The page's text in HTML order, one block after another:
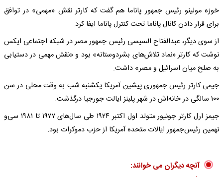
خوزه مولینو رئیس جمهور پاناما هم گفت که کارتر نقش «مهمی» در توافق
برای قرار دادن کانال پاناما تحت کنترل پاناما ایفا کرد.
از سوی دیگر، عبدالفتاح السیسی رئیس جمهور مصر در شبکه اجتماعی ایکس
نوشت که کارتر «نماد تلاش‌های بشردوستانه» بود و «نقش مهمی در دستیابی
به صلح میان اسرائیل و مصر» داشت.
جیمی کارتر رئیس جمهوری پیشین آمریکا یکشنبه شب به وقت محلی در سن
۱۰۰ سالگی در خانه‌اش در شهر پلینز ایالت جورجیا درگذشت.
جیمز ارل کارتر جونیور متولد اول اکتبر ۱۹۲۴ طی سال‌های ۱۹۷۷ تا ۱۹۸۱ سی‌و
نهمین رئیس‌جمهور ایالات متحده آمریکا از حزب دموکرات بود.
آنچه دیگران می خوانند: